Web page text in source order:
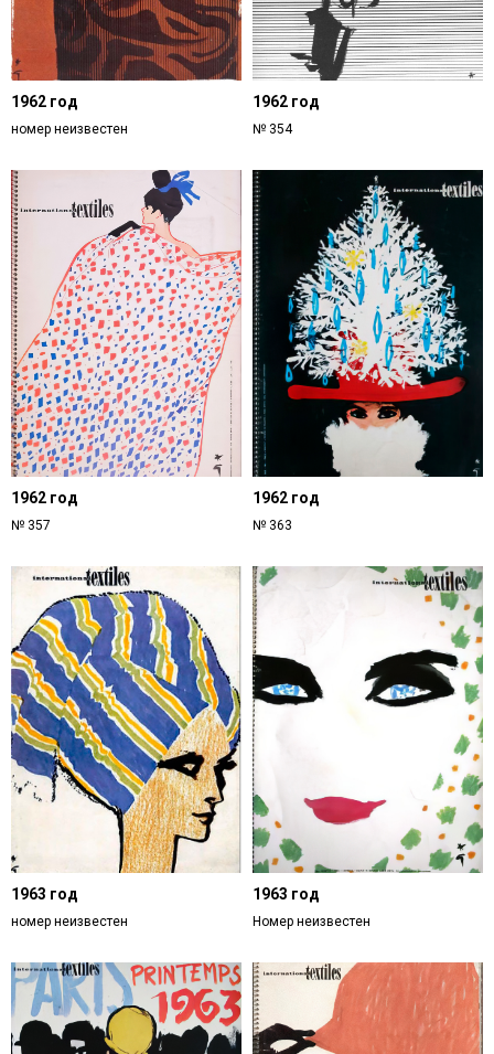
1962 год
номер неизвестен
1962 год
№ 354
1962 год
№ 357
1962 год
№ 363
1963 год
номер неизвестен
1963 год
Номер неизвестен